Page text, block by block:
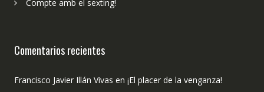
Compte amb el sexting!
Comentarios recientes
Francisco Javier Illán Vivas en ¡El placer de la venganza!